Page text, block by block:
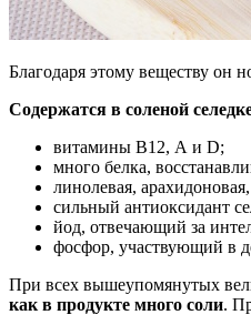
Благодаря этому веществу он
Содержатся в соленой
витамины В12, А и D;
много белка,
линолевая,
сильный антиоксидант
йод, отвечающий за
фосфор, участвующий в
При всех вышеупомянутых
как в продукте много соли.